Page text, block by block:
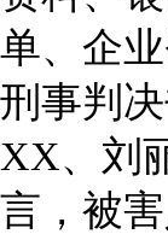
单、企
刑事判
XX、刘
言，被